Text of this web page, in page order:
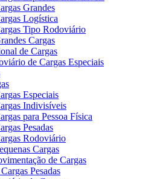
Grandes
Logística
Tipo Rodoviário
Cargas
de Cargas
de Cargas Especiais
Especiais
Indivisíveis
para Pessoa Física
Pesadas
Rodoviário
Cargas
de Cargas
Pesadas